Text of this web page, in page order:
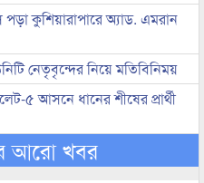
পড়া কুশিয়ারাপারে অ্যাড. এমরান
নেতৃবৃন্দের নিয়ে মতিবিনিময়
৫ আসনে ধানের শীষের প্রার্থী
আরো খবর